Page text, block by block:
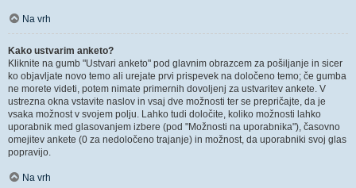
Na vrh
Kako ustvarim anketo?
Kliknite na gumb "Ustvari anketo" pod glavnim obrazcem za pošiljanje in sicer
ko objavljate novo temo ali urejate prvi prispevek na določeno temo; če gumba
ne morete videti, potem nimate primernih dovoljenj za ustvaritev ankete. V
ustrezna okna vstavite naslov in vsaj dve možnosti ter se prepričajte, da je
vsaka možnost v svojem polju. Lahko tudi določite, koliko možnosti lahko
uporabnik med glasovanjem izbere (pod "Možnosti na uporabnika"), časovno
omejitev ankete (0 za nedoločeno trajanje) in možnost, da uporabniki svoj glas
popravijo.
Na vrh